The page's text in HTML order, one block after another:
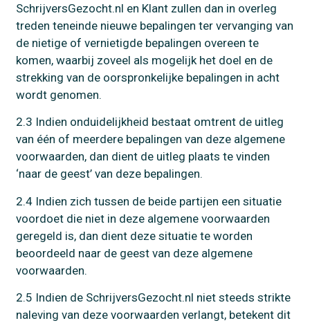
SchrijversGezocht.nl en Klant zullen dan in overleg
treden teneinde nieuwe bepalingen ter vervanging van
de nietige of vernietigde bepalingen overeen te
komen, waarbij zoveel als mogelijk het doel en de
strekking van de oorspronkelijke bepalingen in acht
wordt genomen.
2.3 Indien onduidelijkheid bestaat omtrent de uitleg
van één of meerdere bepalingen van deze algemene
voorwaarden, dan dient de uitleg plaats te vinden
‘naar de geest’ van deze bepalingen.
2.4 Indien zich tussen de beide partijen een situatie
voordoet die niet in deze algemene voorwaarden
geregeld is, dan dient deze situatie te worden
beoordeeld naar de geest van deze algemene
voorwaarden.
2.5 Indien de SchrijversGezocht.nl niet steeds strikte
naleving van deze voorwaarden verlangt, betekent dit